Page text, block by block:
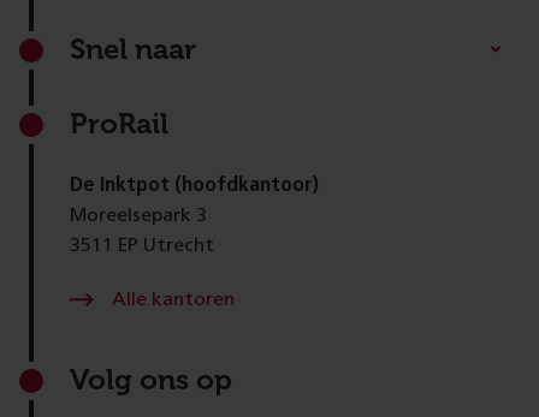
Footer
Snel naar
ProRail
De Inktpot (hoofdkantoor)
Moreelsepark 3
3511 EP Utrecht
Alle kantoren
Volg ons op